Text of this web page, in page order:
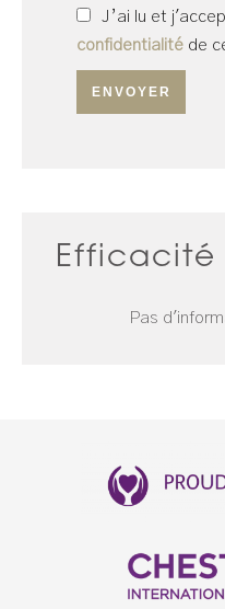
J’ai lu et
confidentialité de
ENVOYER
Pas